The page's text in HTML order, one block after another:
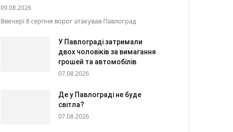
09.08.2026
Ввечері 8 серпня ворог атакував Павлоград
У Павлограді затримали
двох чоловіків за вимагання
грошей та автомобілів
07.08.2026
Де у Павлограді не буде
світла?
07.08.2026